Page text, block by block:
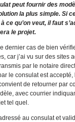
peut fournir des
la plus simple. Si
ce qu’on veut, il faut
le projet.
dernier cas de bien
car j’ai vu sur des sites
par le notaire
le consulat est
de retourner par
avec courrier
tel quel.
au consulat et